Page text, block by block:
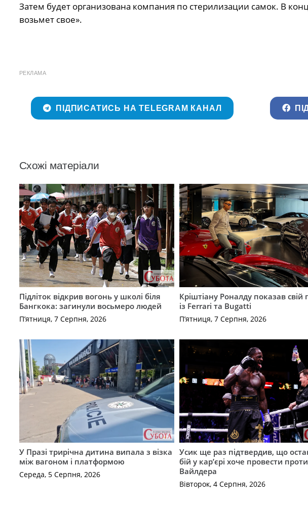
Затем будет организована компания по стерилизации самок. В
возьмет свое».
РЕКЛАМА
ПІДПИСАТИСЬ НА TELEGRAM КАНАЛ
Схожі матеріали
Підліток відкрив вогонь у школі біля
Бангкока: загинули восьмеро людей
П’ятниця, 7 Серпня, 2026
Кріштіану Роналду показав свій
із Ferrari та Bugatti
П’ятниця, 7 Серпня, 2026
У Празі трирічна дитина випала з візка
між вагоном і платформою
Середа, 5 Серпня, 2026
Усик ще раз підтвердив, що
бій у кар’єрі хоче провести проти
Вайлдера
Вівторок, 4 Серпня, 2026